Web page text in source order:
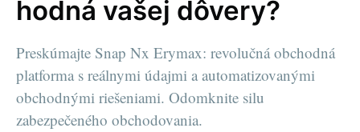
hodná vašej dôvery?
Preskúmajte Snap Nx Erymax: revolučná obchodná
platforma s reálnymi údajmi a automatizovanými
obchodnými riešeniami. Odomknite silu
zabezpečeného obchodovania.